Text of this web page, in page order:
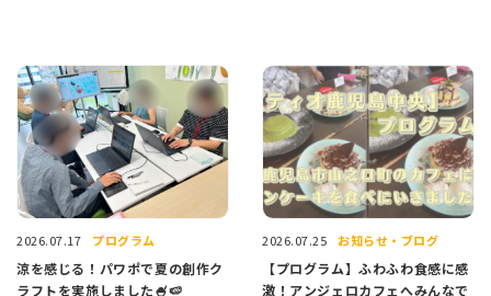
2026.07.17 プログラム
涼を感じる！パワポで夏の創作ク
ラフトを実施しました🍧🍉
2026.07.25 お知らせ・ブログ
【プログラム】ふわふわ食感に感
激！アンジェロカフェへみんなで